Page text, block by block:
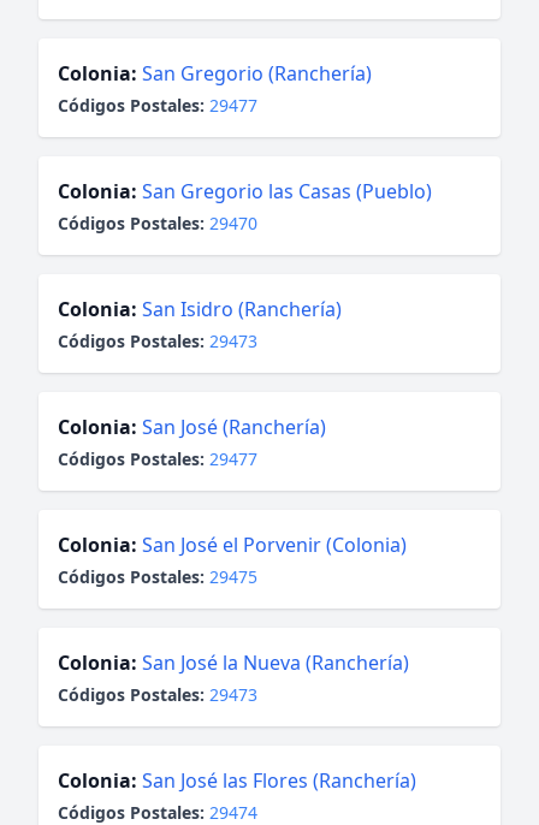
Colonia: San Gregorio (Ranchería)
Códigos Postales: 29477
Colonia: San Gregorio las Casas (Pueblo)
Códigos Postales: 29470
Colonia: San Isidro (Ranchería)
Códigos Postales: 29473
Colonia: San José (Ranchería)
Códigos Postales: 29477
Colonia: San José el Porvenir (Colonia)
Códigos Postales: 29475
Colonia: San José la Nueva (Ranchería)
Códigos Postales: 29473
Colonia: San José las Flores (Ranchería)
Códigos Postales: 29474